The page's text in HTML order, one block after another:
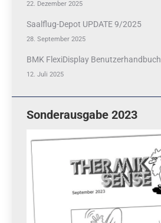
22. Dezember 2025
Saalflug-Depot UPDATE 9/2025
28. September 2025
BMK FlexiDisplay Benutzerhandbuch
12. Juli 2025
Sonderausgabe 2023